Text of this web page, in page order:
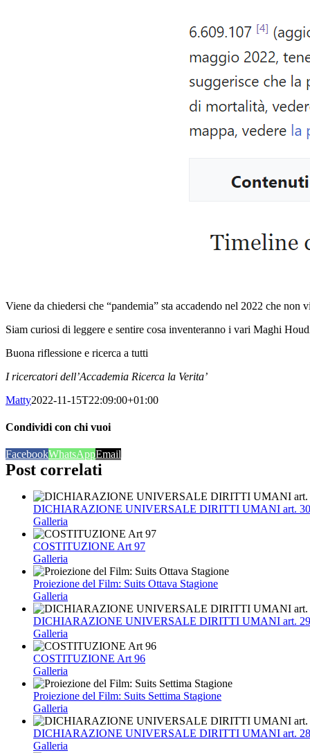
Viene da chiedersi che “pandemia” sta accadendo nel 2022 che non
Siam curiosi di leggere e sentire cosa inventeranno i vari Maghi
Buona riflessione e ricerca a tutti
I ricercatori dell’Accademia Ricerca la Verita’
Matty2022-11-15T22:09:00+01:00
Condividi con chi vuoi
FacebookWhatsAppEmail
Post correlati
DICHIARAZIONE UNIVERSALE DIRITTI UMANI art. 30
Galleria
COSTITUZIONE Art 97
Galleria
Proiezione del Film: Suits Ottava Stagione
Galleria
DICHIARAZIONE UNIVERSALE DIRITTI UMANI art. 29
Galleria
COSTITUZIONE Art 96
Galleria
Proiezione del Film: Suits Settima Stagione
Galleria
DICHIARAZIONE UNIVERSALE DIRITTI UMANI art. 28
Galleria